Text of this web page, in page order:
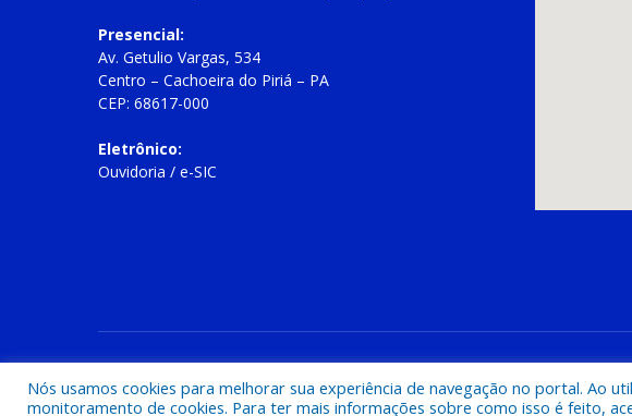
Presencial:
Av. Getulio Vargas, 534
Centro – Cachoeira do Piriá – PA
CEP: 68617-000
Eletrônico:
Ouvidoria / e-SIC
Nós usamos cookies para melhorar sua experiência de navegação no portal. Ao
monitoramento de cookies. Para ter mais informações sobre como isso é feito,